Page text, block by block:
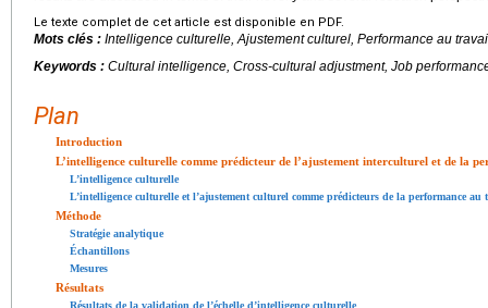
Le texte complet de cet article est disponible en PDF.
Mots clés : Intelligence culturelle, Ajustement culturel, Performance au
Keywords : Cultural intelligence, Cross-cultural adjustment, Job
Plan
Introduction
L’intelligence culturelle comme prédicteur de l’ajustement interculturel et de la
L’intelligence culturelle
L’intelligence culturelle et l’ajustement culturel comme prédicteurs de la performance
Méthode
Stratégie analytique
Échantillons
Mesures
Résultats